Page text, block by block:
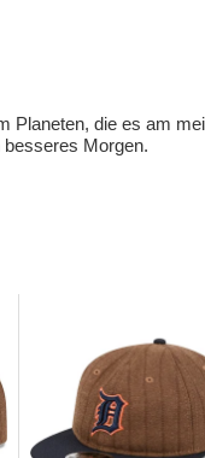
Planeten, die es am
Morgen.